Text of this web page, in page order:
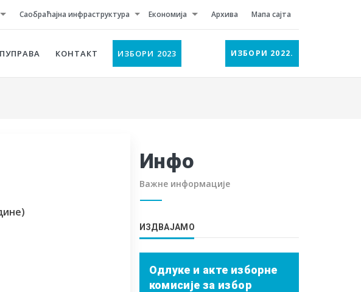
Саобраћајна инфраструктура Економија Архива Мапа сајта
КОНТАКТ ИЗБОРИ 2023 ИЗБОРИ 2022.
Инфо
Важне информације
ИЗДВАЈАМО
Одлуке и акте изборне
комисије за избор